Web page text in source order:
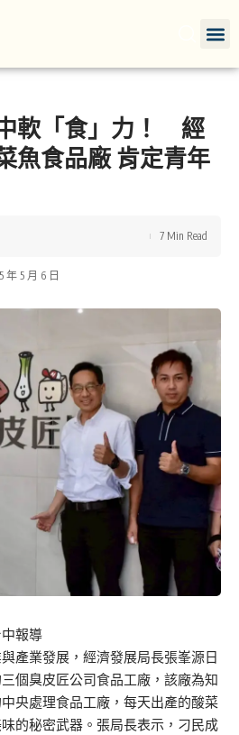
軟「食」力！ 經
魚食品廠 肯定青年
年 5 月 6 日
7 Min Read
中報導
產業發展，經濟發展局長張峯源日
個臭皮匠公司食品工廠，該廠為知
央處理食品工廠，每天出產的酸菜
的秘密武器。張局長表示，刁民成